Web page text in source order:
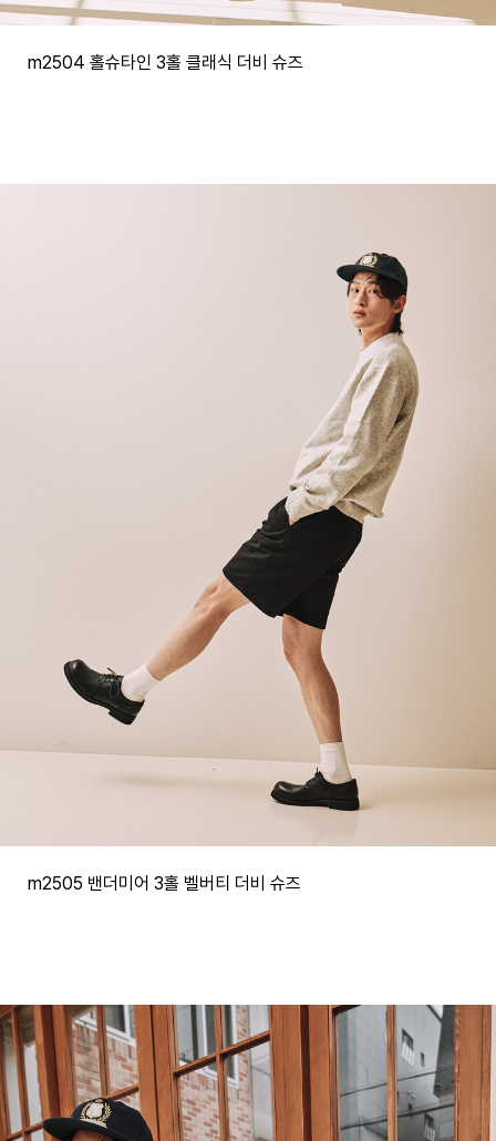
m2504 홀슈타인 3홀 클래식 더비 슈즈
m2505 밴더미어 3홀 벨버티 더비 슈즈